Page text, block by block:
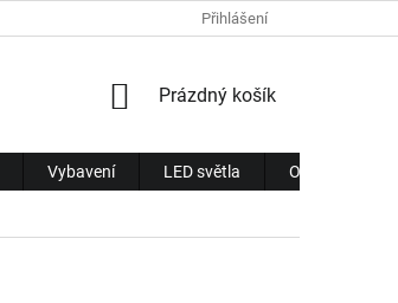
Přihlášení
NÁKUPNÍ
Prázdný košík
Vybavení LED světla Obchodní